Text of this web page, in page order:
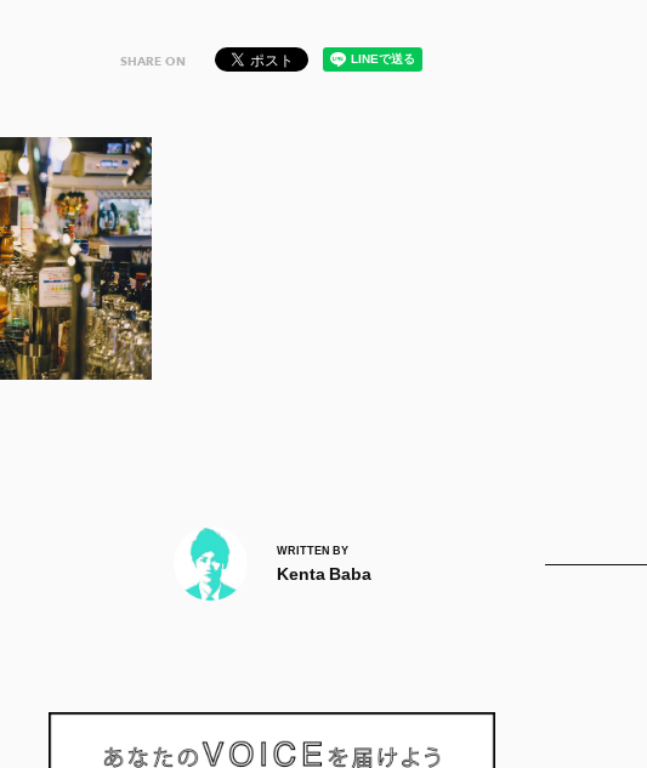
SHARE ON
WRITTEN BY
Kenta Baba